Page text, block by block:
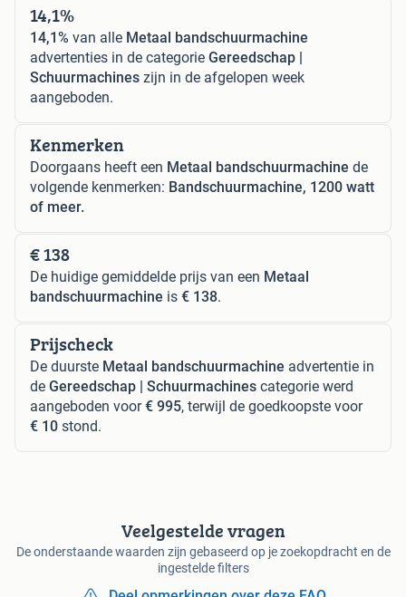
14,1%
14,1% van alle Metaal bandschuurmachine
advertenties in de categorie Gereedschap |
Schuurmachines zijn in de afgelopen week
aangeboden.
Kenmerken
Doorgaans heeft een Metaal bandschuurmachine de
volgende kenmerken: Bandschuurmachine, 1200 watt
of meer.
€ 138
De huidige gemiddelde prijs van een Metaal
bandschuurmachine is € 138.
Prijscheck
De duurste Metaal bandschuurmachine advertentie in
de Gereedschap | Schuurmachines categorie werd
aangeboden voor€ 995, terwijl de goedkoopste voor
€ 10 stond.
Veelgestelde vragen
De onderstaande waarden zijn gebaseerd op je zoekopdracht en de
ingestelde filters